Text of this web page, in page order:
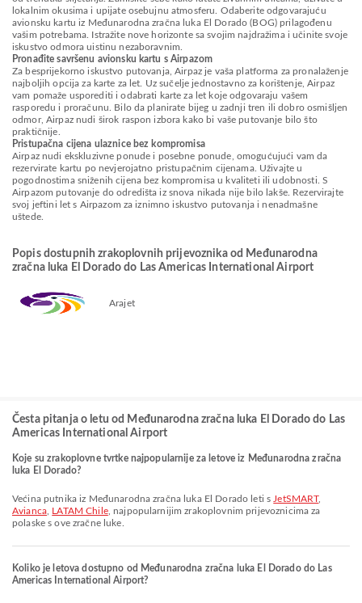
lokalnim okusima i upijate osebujnu atmosferu. Odaberite odgovarajuću
avionsku kartu iz Međunarodna zračna luka El Dorado (BOG) prilagođenu
vašim potrebama. Istražite nove horizonte sa svojim najdražima i učinite svoje
iskustvo odmora uistinu nezaboravnim.
Pronađite savršenu avionsku kartu s Airpazom
Za besprijekorno iskustvo putovanja, Airpaz je vaša platforma za pronalaženje
najboljih opcija za karte za let. Uz sučelje jednostavno za korištenje, Airpaz
vam pomaže usporediti i odabrati karte za let koje odgovaraju vašem
rasporedu i proračunu. Bilo da planirate bijeg u zadnji tren ili dobro osmišljen
odmor, Airpaz nudi širok raspon izbora kako bi vaše putovanje bilo što
praktičnije.
Pristupačna cijena ulaznice bez kompromisa
Airpaz nudi ekskluzivne ponude i posebne ponude, omogućujući vam da
rezervirate kartu po nevjerojatno pristupačnim cijenama. Uživajte u
pogodnostima sniženih cijena bez kompromisa u kvaliteti ili udobnosti. S
Airpazom putovanje do odredišta iz snova nikada nije bilo lakše. Rezervirajte
svoj jeftini let s Airpazom za iznimno iskustvo putovanja i nenadmašne
uštede.
Popis dostupnih zrakoplovnih prijevoznika od Međunarodna
zračna luka El Dorado do Las Americas International Airport
Arajet
Česta pitanja o letu od Međunarodna zračna luka El Dorado do Las
Americas International Airport
Koje su zrakoplovne tvrtke najpopularnije za letove iz Međunarodna zračna
luka El Dorado?
Većina putnika iz Međunarodna zračna luka El Dorado leti s JetSMART,
Avianca, LATAM Chile, najpopularnijim zrakoplovnim prijevoznicima za
polaske s ove zračne luke.
Koliko je letova dostupno od Međunarodna zračna luka El Dorado do Las
Americas International Airport?